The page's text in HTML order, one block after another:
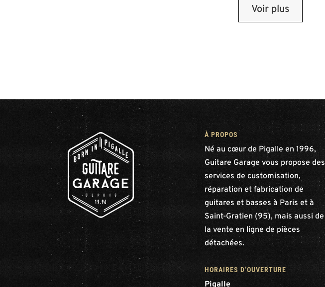
Voir plus
À PROPOS
Né au cœur de Pigalle en 1996,
Guitare Garage vous propose des
services de customisation,
réparation et fabrication de
guitares et basses à Paris et à
Saint-Gratien (95), mais aussi de
la vente en ligne de pièces
détachées.
HORAIRES D’OUVERTURE
Pigalle